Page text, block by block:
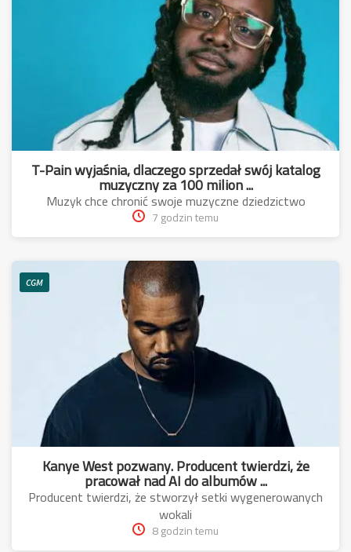
T-Pain wyjaśnia, dlaczego sprzedał swój katalog
muzyczny za 100 milion ...
Muzyk chce chronić swoje muzyczne dziedzictwo
7 godzin temu
CGM
Kanye West pozwany. Producent twierdzi, że
pracował nad AI do albumów ...
Producent twierdzi, że stworzył setki wygenerowanych
wokali
8 godzin temu